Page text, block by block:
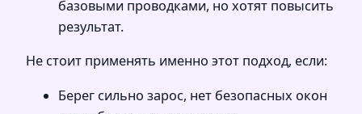
базовыми проводками, но хотят повысить
результат.
Не стоит применять именно этот подход, если:
Берег сильно зарос, нет безопасных окон